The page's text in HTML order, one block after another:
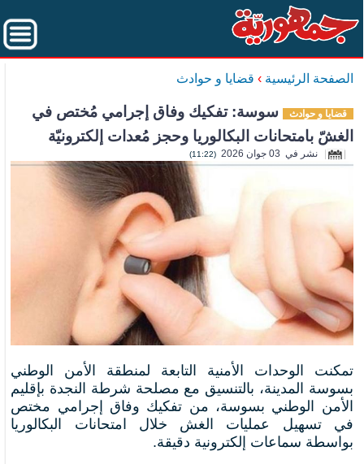
الصفحة الرئيسية › قضايا و حوادث
قضايا و حوادث سوسة: تفكيك وفاق إجرامي مُختص في
الغشّ بامتحانات البكالوريا وحجز مُعدات إلكترونيّة
نشر في 03 جوان 2026 (11:22)
تمكنت الوحدات الأمنية التابعة لمنطقة الأمن الوطني
بسوسة المدينة، بالتنسيق مع مصلحة شرطة النجدة بإقليم
الأمن الوطني بسوسة، من تفكيك وفاق إجرامي مختص
في تسهيل عمليات الغش خلال امتحانات البكالوريا
بواسطة سماعات إلكترونية دقيقة.